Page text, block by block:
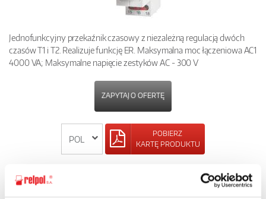
Jednofunkcyjny przekaźnik czasowy z niezależną regulacją dwóch
czasów T1 i T2. Realizuje funkcję ER. Maksymalna moc łączeniowa AC1
4000 VA; Maksymalne napięcie zestyków AC - 300 V
ZAPYTAJ O OFERTĘ
POBIERZ
KARTĘ PRODUKTU